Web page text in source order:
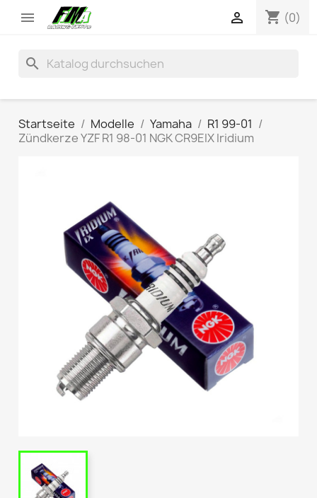
 shopping_cart (0)

search
Startseite Modelle Yamaha
R1 99-01
Zündkerze YZF R1 98-01 NGK CR9EIX Iridium